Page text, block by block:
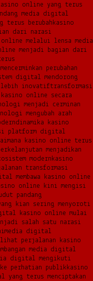
online yang terus
media digital
terus berubah kasino
dari narasi
online melalui lensa media
menjadi bagian dari
perubahan
digital mendorong
lebih inovatiftransformasi
kasino online secara
menjadi cerminan
mengubah arah
dinamika kasino
platform digital
kasino online terus
menjadikan
modern kasino
transformasi
membawa kasino online
online kini mengisi
pandang
kian sering menyoroti
kasino online mulai
salah satu narasi
media digital
perjalanan kasino
media digital
digital mengikuti
ke perhatian publik kasino
terus menciptakan